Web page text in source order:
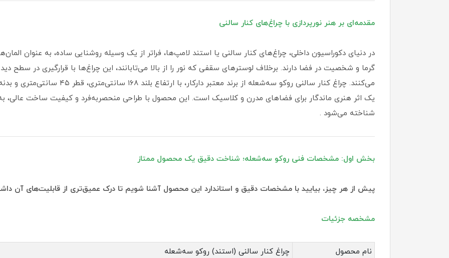
مقدمه‌ای بر هنر نورپردازی با چراغ‌های کنار سالنی
در دنیای دکوراسیون داخلی، چراغ‌های کنار سالنی یا استند لامپ‌ها، فراتر از یک وسیله روشنایی ساده، به عنوان
گرما و شخصیت در فضا دارند. برخلاف لوسترهای سقفی که نور را از بالا می‌تابانند، این چراغ‌ها با قرارگیری در سطح
می‌کنند. چراغ کنار سالنی روکو سه‌شعله از
یک اثر هنری ماندگار برای فضاهای مدرن و کلاسیک است. این محصول با طراحی منحصربه‌فرد و کیفیت ساخت عالی، به
شناخته می‌شود .
بخش اول: مشخصات فنی روکو سه‌شعله؛ شناخت دقیق یک محصول ممتاز
پیش از هر چیز، بیایید با مشخصات دقیق و استاندارد این محصول آشنا شویم تا درک عمیق‌تری از قابلیت‌های آن
مشخصه جزئیات
نام محصول
چراغ کنار سالنی (استند) روکو سه‌شعله